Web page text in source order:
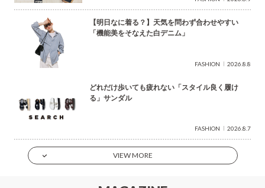
【明日なに着る？】天気を問わず合わせやすい
「機能美をそなえた白デニム」
FASHION 2026.8.8
どれだけ歩いても疲れない「スタイル良く履け
る」サンダル
FASHION 2026.8.7
VIEW MORE